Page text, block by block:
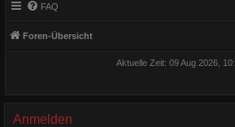
FAQ
Foren-Übersicht
Aktuelle Zeit: 09 Aug 2026,
Anmelden